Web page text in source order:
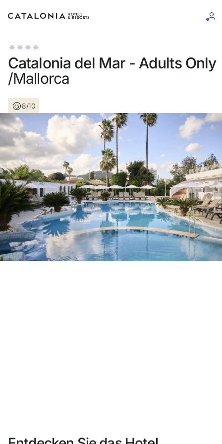
Bitte melden Sie sich an
LOGIN
Passwort vergessen?
oder verwenden Sie eine der folgenden Optionen
Mit Google anmelden
Sitzung nur mit E-Mail-Adresse starten
Sie haben sich noch nicht registriert ?
Konto anlegen
Catalonia del Mar - Adults Only
/Mallorca
8/10